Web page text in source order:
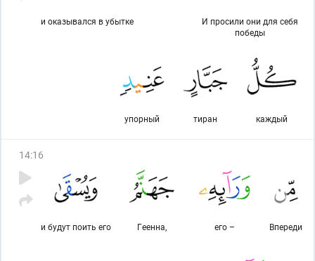
И просили они для себя
победы
и оказывался в убытке
каждый
тиран
упорный
14:16
Впереди
его –
Геенна,
и будут поить его